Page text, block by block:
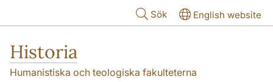
Sök English website
Historia
Humanistiska och teologiska fakulteterna